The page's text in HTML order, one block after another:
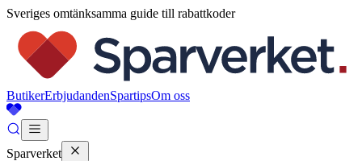
Sveriges omtänksamma guide till rabattkoder
ButikerErbjudandenSpartipsOm oss
Sparverket